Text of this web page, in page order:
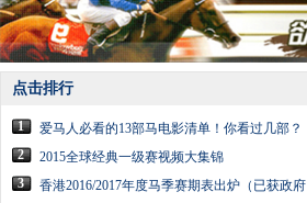
点击排行
1
爱马人必看的13部马电影清单！你看过几部？
2
2015全球经典一级赛视频大集锦
3
香港2016/2017年度马季赛期表出炉（已获政府